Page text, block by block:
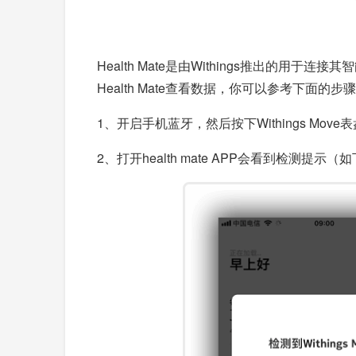
Health Mate是由Withings推出的用于连接其
Health Mate查看数据，你可以参考下面的步
1、开启手机蓝牙，然后按下Withings Move
2、打开health mate APP会看到检测提示（